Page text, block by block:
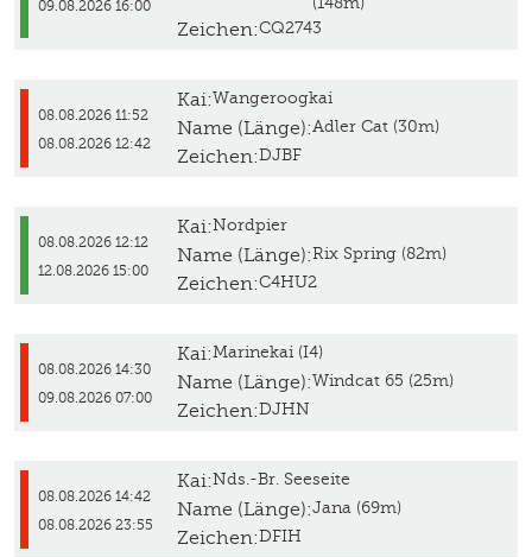
09.08.2026 16:00
Zeichen:CQ2743
08.08.2026 11:52
08.08.2026 12:42
Kai:Wangeroogkai
Name (Länge):Adler Cat (30m)
Zeichen:DJBF
08.08.2026 12:12
12.08.2026 15:00
Kai:Nordpier
Name (Länge):Rix Spring (82m)
Zeichen:C4HU2
08.08.2026 14:30
09.08.2026 07:00
Kai:Marinekai (I4)
Name (Länge):Windcat 65 (25m)
Zeichen:DJHN
08.08.2026 14:42
08.08.2026 23:55
Kai:Nds.-Br. Seeseite
Name (Länge):Jana (69m)
Zeichen:DFIH